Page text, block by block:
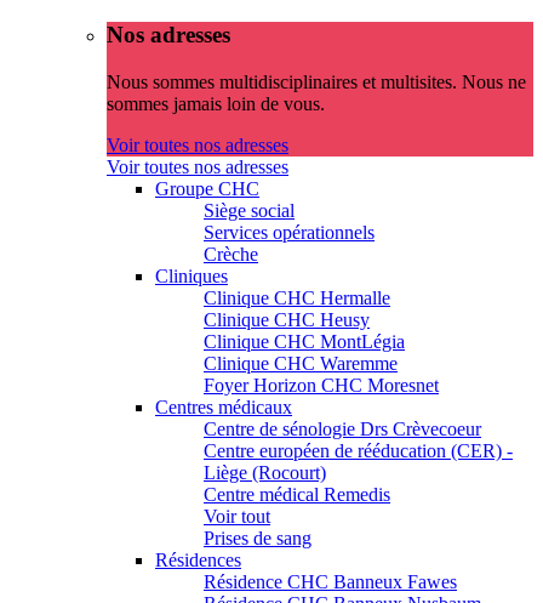
Nos adresses
Nous sommes multidisciplinaires et multisites. Nous ne
sommes jamais loin de vous.
Voir toutes nos adresses
Voir toutes nos adresses
Groupe CHC
Siège social
Services opérationnels
Crèche
Cliniques
Clinique CHC Hermalle
Clinique CHC Heusy
Clinique CHC MontLégia
Clinique CHC Waremme
Foyer Horizon CHC Moresnet
Centres médicaux
Centre de sénologie Drs Crèvecoeur
Centre européen de rééducation (CER) -
Liège (Rocourt)
Centre médical Remedis
Voir tout
Prises de sang
Résidences
Résidence CHC Banneux Fawes